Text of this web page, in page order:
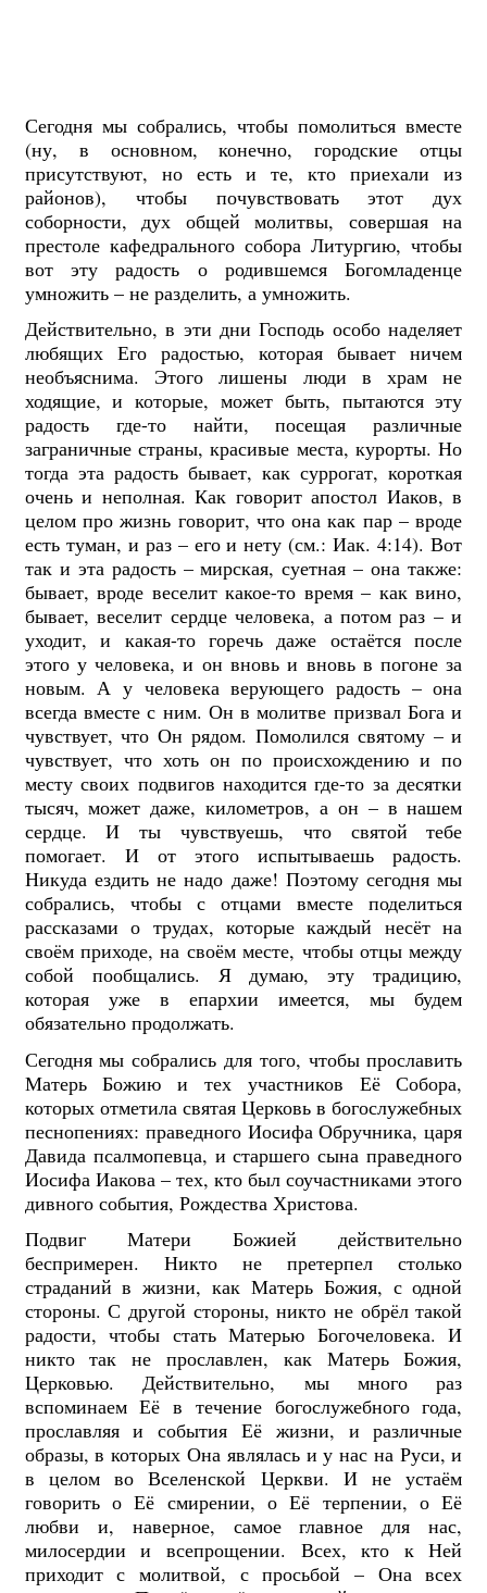
Сегодня мы собрались, чтобы помолиться вместе
(ну, в основном, конечно, городские отцы
присутствуют, но есть и те, кто приехали из
районов), чтобы почувствовать этот дух
соборности, дух общей молитвы, совершая на
престоле кафедрального собора Литургию, чтобы
вот эту радость о родившемся Богомладенце
умножить – не разделить, а умножить.
Действительно, в эти дни Господь особо наделяет
любящих Его радостью, которая бывает ничем
необъяснима. Этого лишены люди в храм не
ходящие, и которые, может быть, пытаются эту
радость где-то найти, посещая различные
заграничные страны, красивые места, курорты. Но
тогда эта радость бывает, как суррогат, короткая
очень и неполная. Как говорит апостол Иаков, в
целом про жизнь говорит, что она как пар – вроде
есть туман, и раз – его и нету (см.: Иак. 4:14). Вот
так и эта радость – мирская, суетная – она также:
бывает, вроде веселит какое-то время – как вино,
бывает, веселит сердце человека, а потом раз – и
уходит, и какая-то горечь даже остаётся после
этого у человека, и он вновь и вновь в погоне за
новым. А у человека верующего радость – она
всегда вместе с ним. Он в молитве призвал Бога и
чувствует, что Он рядом. Помолился святому – и
чувствует, что хоть он по происхождению и по
месту своих подвигов находится где-то за десятки
тысяч, может даже, километров, а он – в нашем
сердце. И ты чувствуешь, что святой тебе
помогает. И от этого испытываешь радость.
Никуда ездить не надо даже! Поэтому сегодня мы
собрались, чтобы с отцами вместе поделиться
рассказами о трудах, которые каждый несёт на
своём приходе, на своём месте, чтобы отцы между
собой пообщались. Я думаю, эту традицию,
которая уже в епархии имеется, мы будем
обязательно продолжать.
Сегодня мы собрались для того, чтобы прославить
Матерь Божию и тех участников Её Собора,
которых отметила святая Церковь в богослужебных
песнопениях: праведного Иосифа Обручника, царя
Давида псалмопевца, и старшего сына праведного
Иосифа Иакова – тех, кто был соучастниками этого
дивного события, Рождества Христова.
Подвиг Матери Божией действительно
беспримерен. Никто не претерпел столько
страданий в жизни, как Матерь Божия, с одной
стороны. С другой стороны, никто не обрёл такой
радости, чтобы стать Матерью Богочеловека. И
никто так не прославлен, как Матерь Божия,
Церковью. Действительно, мы много раз
вспоминаем Её в течение богослужебного года,
прославляя и события Её жизни, и различные
образы, в которых Она являлась и у нас на Руси, и
в целом во Вселенской Церкви. И не устаём
говорить о Её смирении, о Её терпении, о Её
любви и, наверное, самое главное для нас,
милосердии и всепрощении. Всех, кто к Ней
приходит с молитвой, с просьбой – Она всех